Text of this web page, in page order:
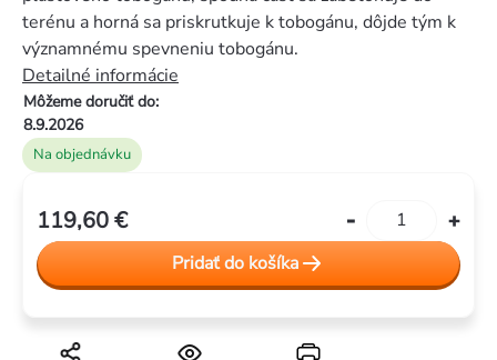
z
hviezdičiek.
Na objednávku
Môžeme doručiť do:
8.9.2026
terénu a horná sa priskrutkuje k tobogánu, dôjde tým k
významnému spevneniu tobogánu.
Detailné informácie
119,60 €
cena:Pridať do košíka